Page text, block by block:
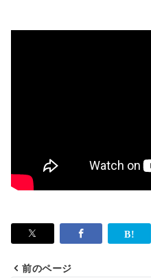
前のページ